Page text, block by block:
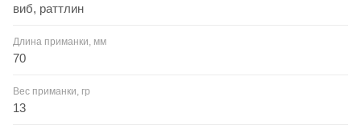
виб, раттлин
Длина приманки, мм
70
Вес приманки, гр
13